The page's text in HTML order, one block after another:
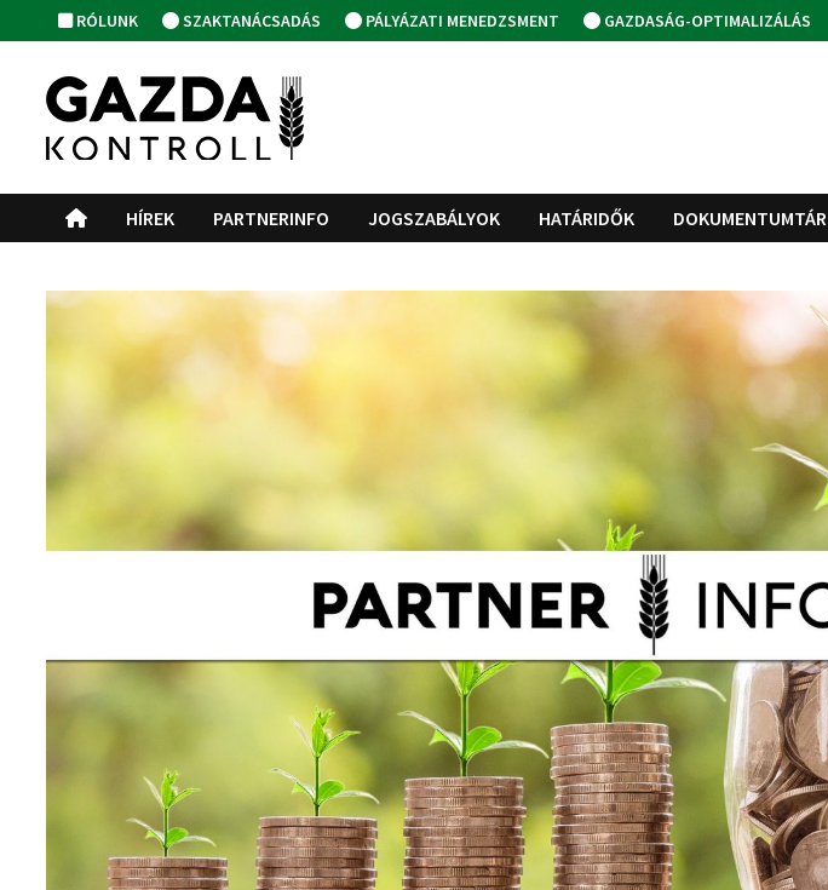
to
content
RÓLUNK SZAKTANÁCSADÁS PÁLYÁZATI MENEDZSMENT GAZDASÁG-OPTIMALIZÁLÁS
HÍREK PARTNERINFO JOGSZABÁLYOK HATÁRIDŐK DOKUMENTUMTÁR